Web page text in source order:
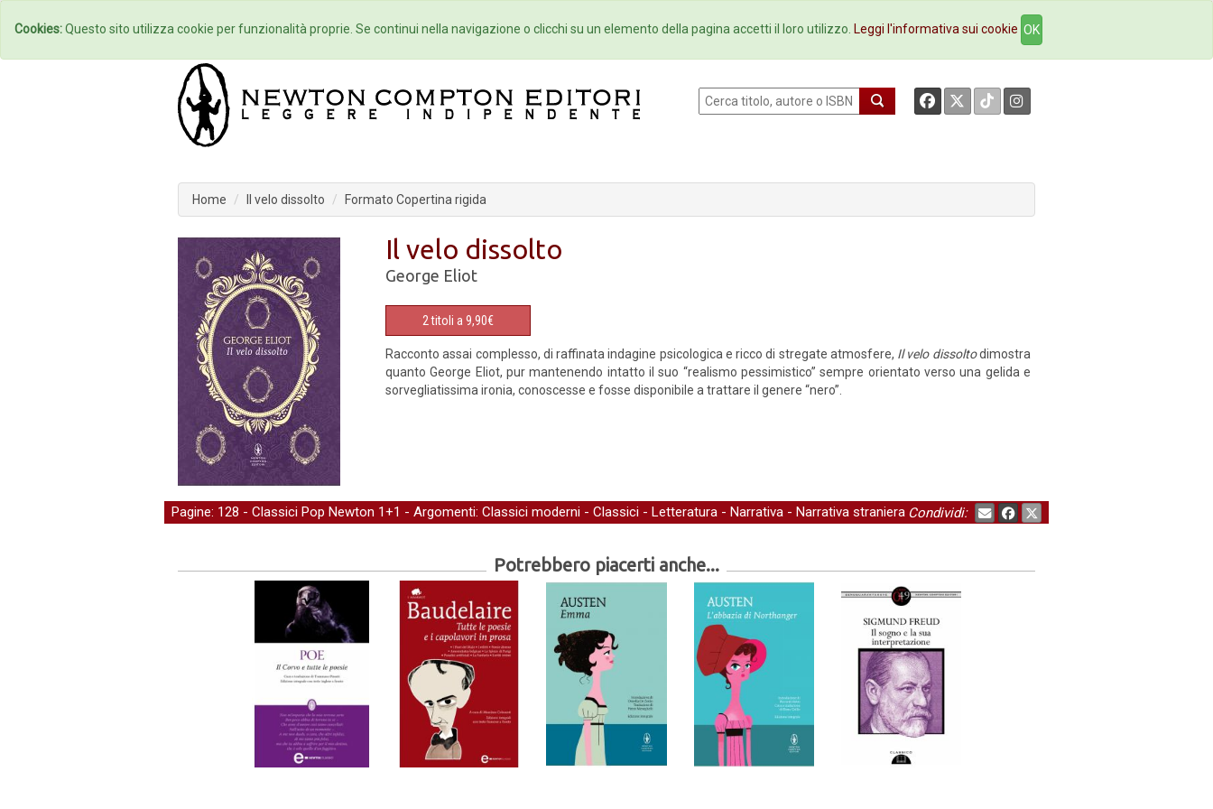
Home Autori Eventi Collane Newsletter Ebookstore Contatti
Home Il velo dissolto Formato Copertina rigida
Il velo dissolto
George Eliot
2 titoli a 9,90€
Racconto assai complesso, di raffinata indagine psicologica e ricco di stregate atmosfere, Il velo dissoltodimostra
quanto George Eliot, pur mantenendo intatto il suo “realismo pessimistico” sempre orientato verso una gelida e
sorvegliatissima ironia, conoscesse e fosse disponibile a trattare il genere “nero”.
Pagine: 128 - Classici Pop Newton 1+1 - Argomenti: Classici moderni - Classici - Letteratura - Narrativa - Narrativa straniera Condividi:
Potrebbero piacerti anche...
Cookies:Questo sito utilizza cookie per funzionalità proprie. Se continui nella navigazione o clicchi su un elemento della pagina accetti il loro utilizzo. Leggi l'informativa sui cookie OK